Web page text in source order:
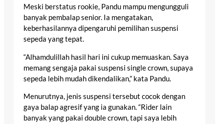
Meski berstatus rookie, Pandu mampu mengungguli
banyak pembalap senior. Ia mengatakan,
keberhasilannya dipengaruhi pemilihan suspensi
sepeda yang tepat.
“Alhamdulillah hasil hari ini cukup memuaskan. Saya
memang sengaja pakai suspensi single crown, supaya
sepeda lebih mudah dikendalikan,” kata Pandu.
Menurutnya, jenis suspensi tersebut cocok dengan
gaya balap agresif yang ia gunakan. “Rider lain
banyak yang pakai double crown, tapi saya lebih